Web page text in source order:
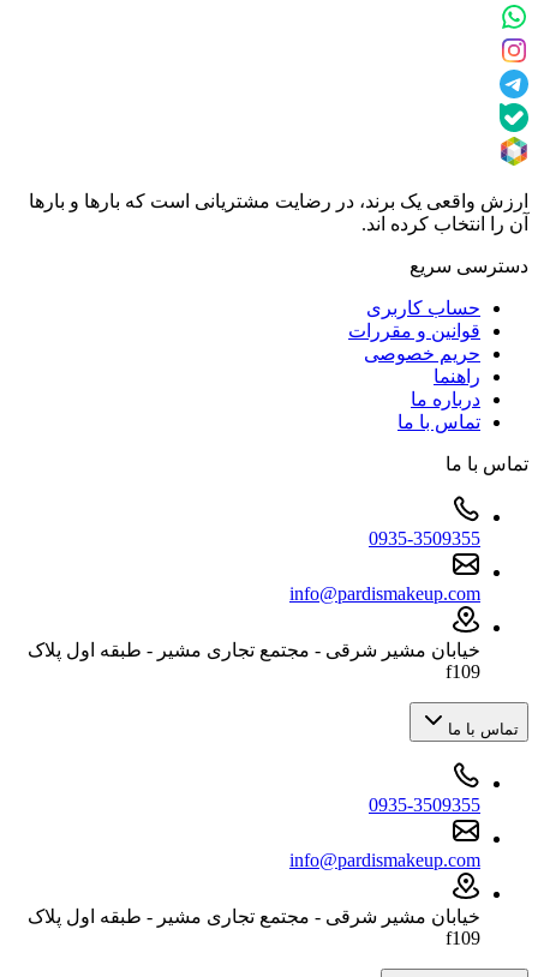
ارزش واقعی یک برند، در رضایت مشتریانی است که بارها و بارها
آن را انتخاب کرده اند.
دسترسی سریع
حساب کاربری
قوانین و مقررات
حریم خصوصی
راهنما
درباره ما
تماس با ما
تماس با ما
0935-3509355
info@pardismakeup.com
خیابان مشیر شرقی - مجتمع تجاری مشیر - طبقه اول پلاک
f109
تماس با ما
0935-3509355
info@pardismakeup.com
خیابان مشیر شرقی - مجتمع تجاری مشیر - طبقه اول پلاک
f109